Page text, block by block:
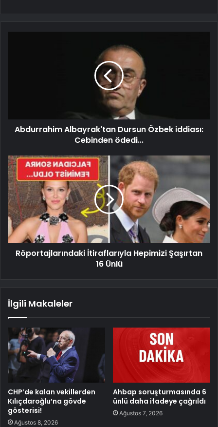
Abdurrahim Albayrak'tan Dursun Özbek iddiası:
Cebinden ödedi...
Röportajlarındaki İtiraflarıyla Hepimizi Şaşırtan
16 Ünlü
İlgili Makaleler
CHP’de kalan vekillerden
Kılıçdaroğlu’na gövde
gösterisi!
Ağustos 8, 2026
Ahbap soruşturmasında 6
ünlü daha ifadeye çağrıldı
Ağustos 7, 2026